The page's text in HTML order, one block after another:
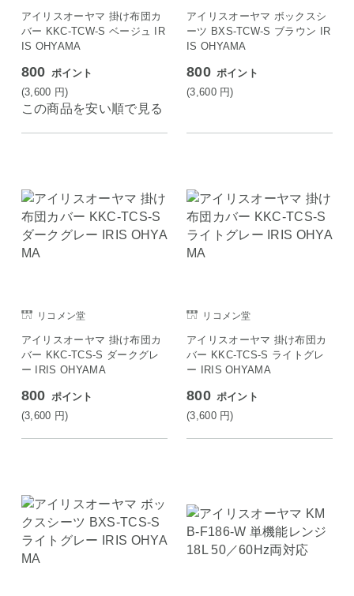
アイリスオーヤマ 掛け布団カ
バー KKC-TCW-S ベージュ IR
IS OHYAMA
800 ポイント
(3,600 円)
この商品を安い順で見る
アイリスオーヤマ ボックスシ
ーツ BXS-TCW-S ブラウン IR
IS OHYAMA
800 ポイント
(3,600 円)
リコメン堂
アイリスオーヤマ 掛け布団カ
バー KKC-TCS-S ダークグレ
ー IRIS OHYAMA
800 ポイント
(3,600 円)
リコメン堂
アイリスオーヤマ 掛け布団カ
バー KKC-TCS-S ライトグレ
ー IRIS OHYAMA
800 ポイント
(3,600 円)